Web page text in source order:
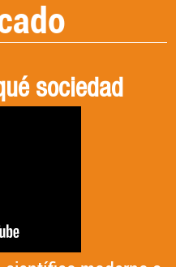
a Rectoría y
DRA.
sociedad